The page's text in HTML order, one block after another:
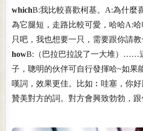
whichB:我比較喜歡柯基。A:為什麼喜歡
為它腿短，走路比較可愛，哈哈A:
只吧，我也想要一只，需要跟你請教一
howB:（巴拉巴拉說了一大堆）……
子，聰明的伙伴可自行發揮哈~如果
嘆詞，效果更佳。比如︰哇塞，你
贊美對方的詞。對方會興致勃勃，跟